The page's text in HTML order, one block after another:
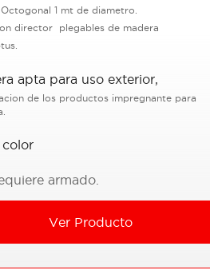
Octogonal 1 mt de diametro.
director plegables de madera
apta para uso exterior,
de los productos impregnante para
color
armado.
Ver Producto